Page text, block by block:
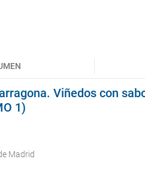
Viñedos con
1)
Madrid